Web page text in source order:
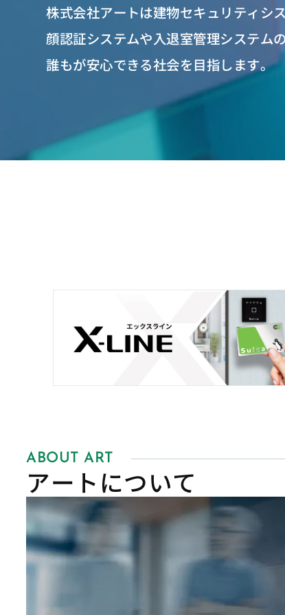
株式会社アートは建物セキュリティシ
顔認証システムや入退室管理システム
誰もが安心できる社会を目指します。
ABOUT ART
アートについて